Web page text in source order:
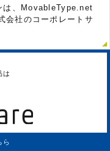
は、MovableType.net
会社のコーポレートサ
は
ら